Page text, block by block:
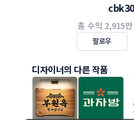
총 수익 2,915
팔로우
디자이너의 다른 작품